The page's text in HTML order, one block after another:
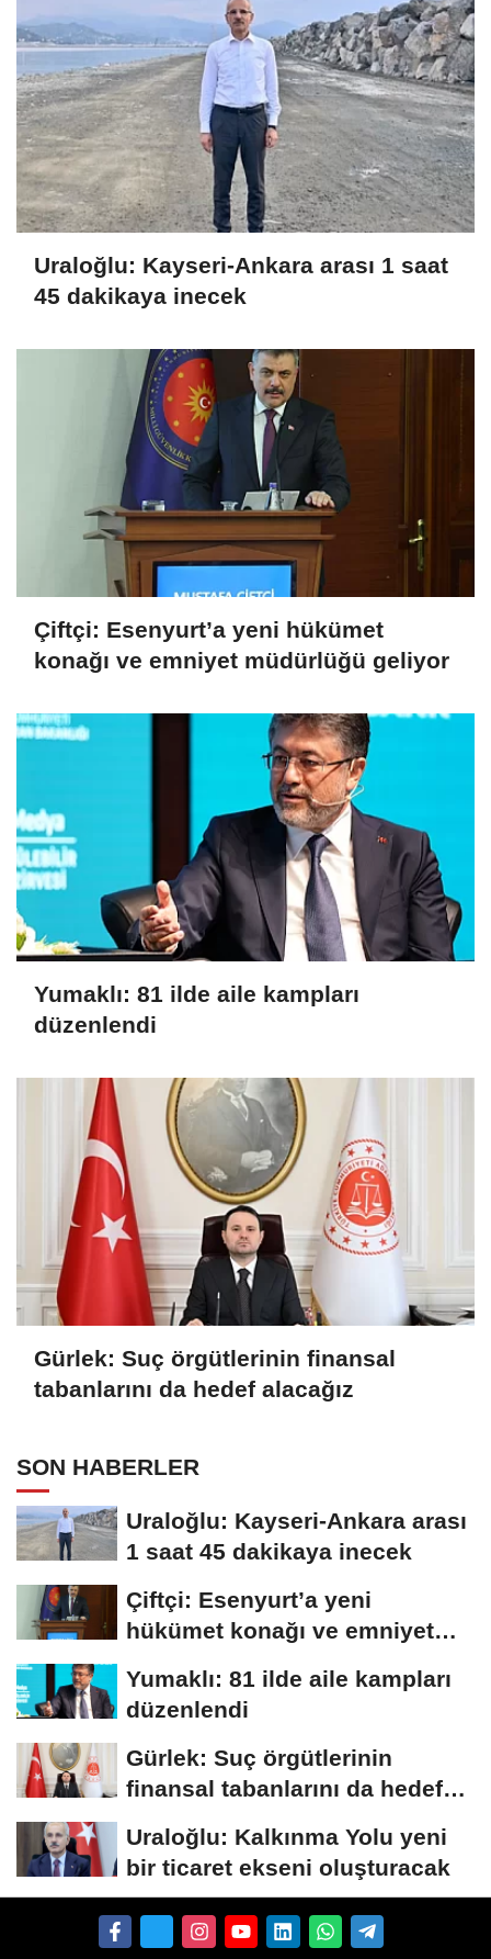
Uraloğlu: Kayseri-Ankara arası 1 saat
45 dakikaya inecek
Çiftçi: Esenyurt’a yeni hükümet
konağı ve emniyet müdürlüğü geliyor
Yumaklı: 81 ilde aile kampları
düzenlendi
Gürlek: Suç örgütlerinin finansal
tabanlarını da hedef alacağız
SON HABERLER
Uraloğlu: Kayseri-Ankara arası
1 saat 45 dakikaya inecek
Çiftçi: Esenyurt’a yeni
hükümet konağı ve emniyet
Yumaklı: 81 ilde aile kampları
düzenlendi
Gürlek: Suç örgütlerinin
finansal tabanlarını da hedef
Uraloğlu: Kalkınma Yolu yeni
bir ticaret ekseni oluşturacak